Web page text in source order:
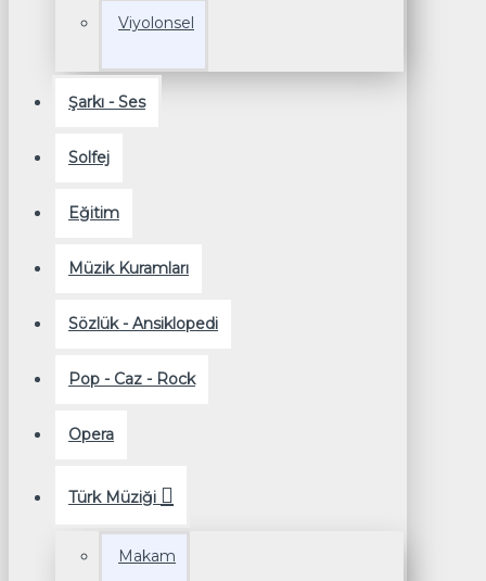
Viyolonsel
Şarkı - Ses
Solfej
Eğitim
Müzik Kuramları
Sözlük - Ansiklopedi
Pop - Caz - Rock
Opera
Türk Müziği
Makam